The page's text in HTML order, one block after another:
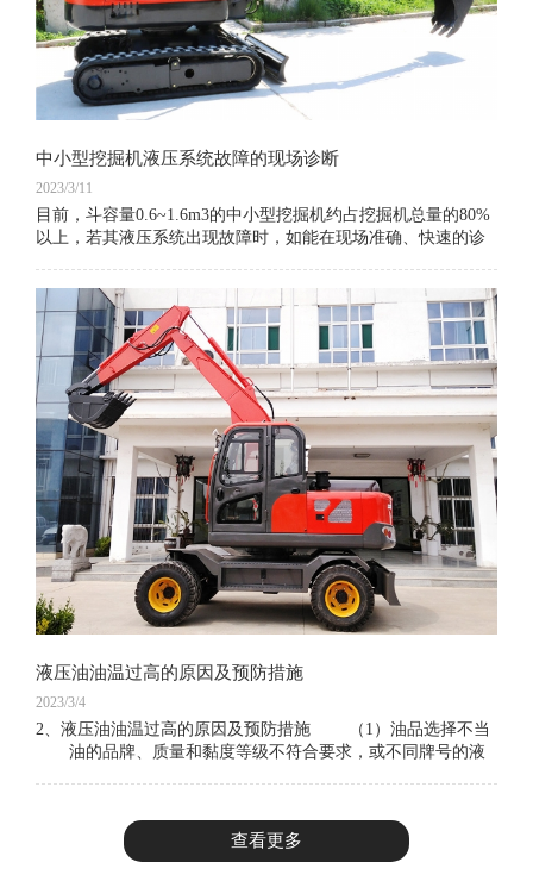
中小型挖掘机液压系统故障的现场诊断
2023/3/11
目前，斗容量0.6~1.6m3的中小型挖掘机约占挖掘机总量的80%
以上，若其液压系统出现故障时，如能在现场准确、快速的诊
液压油油温过高的原因及预防措施
2023/3/4
2、液压油油温过高的原因及预防措施 （1）油品选择不当
油的品牌、质量和黏度等级不符合要求，或不同牌号的液
查看更多